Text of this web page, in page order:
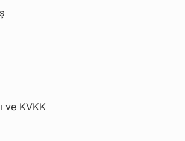
ve KVKK